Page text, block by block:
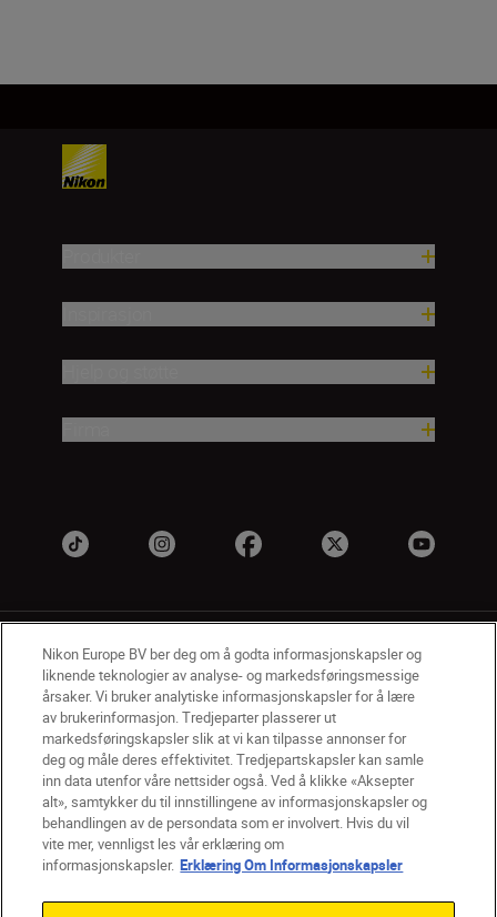
NO Nikon Sites
Kontakt oss Personvernerklæring
Bruksvilkår
Vilkår og betingelser for Nikon Store
Erklæring Om Informasjonskapsler
Tilgjengelighet
Innstillinger for informasjonskapsler
© 2026 Nikon
Nikon Europe BV ber deg om å godta informasjonskapsler og
liknende teknologier av analyse- og markedsføringsmessige
årsaker. Vi bruker analytiske informasjonskapsler for å lære
av brukerinformasjon. Tredjeparter plasserer ut
markedsføringskapsler slik at vi kan tilpasse annonser for
deg og måle deres effektivitet. Tredjepartskapsler kan samle
inn data utenfor våre nettsider også. Ved å klikke «Aksepter
alt», samtykker du til innstillingene av informasjonskapsler og
behandlingen av de persondata som er involvert. Hvis du vil
vite mer, vennligst les vår erklæring om
informasjonskapsler. Erklæring Om Informasjonskapsler